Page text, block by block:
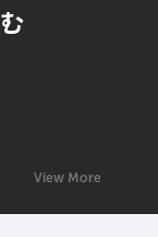
View More